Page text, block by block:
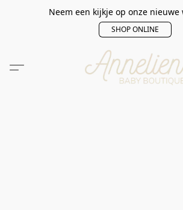
Neem een kijkje op onze nieuwe
SHOP ONLINE